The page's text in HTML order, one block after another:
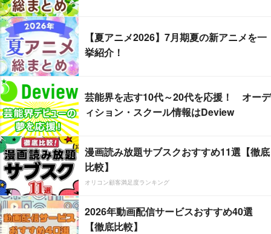
【夏アニメ2026】7月期夏の新アニメを一
挙紹介！
芸能界を志す10代～20代を応援！ オーデ
ィション・スクール情報はDeview
漫画読み放題サブスクおすすめ11選【徹底
比較】
オリコン顧客満足度ランキング
2026年動画配信サービスおすすめ40選
【徹底比較】